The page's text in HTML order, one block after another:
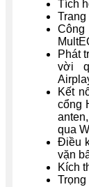
Tích
Phát
vời
Kết
cổng
qua
Điều
vặn
Kích